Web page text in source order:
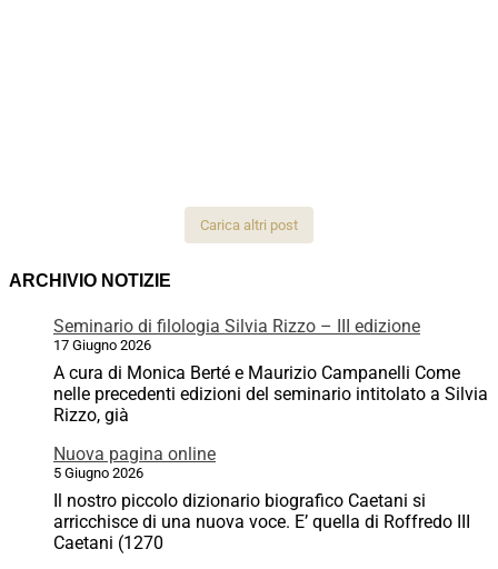
Carica altri post
ARCHIVIO NOTIZIE
Seminario di filologia Silvia Rizzo – III edizione
17 Giugno 2026
A cura di Monica Berté e Maurizio Campanelli Come
nelle precedenti edizioni del seminario intitolato a Silvia
Rizzo, già
Nuova pagina online
5 Giugno 2026
Il nostro piccolo dizionario biografico Caetani si
arricchisce di una nuova voce. E’ quella di Roffredo III
Caetani (1270